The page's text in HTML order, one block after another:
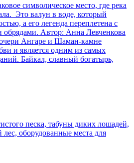
символическое место, где река
Это валун в воде, который
а его легенда переплетена с
обрядами. Автор: Анна Левченкова
Ангаре и Шаман-камне
и является одним из самых
Байкал, славный богатырь,
песка, табуны диких лошадей,
оборудованные места для